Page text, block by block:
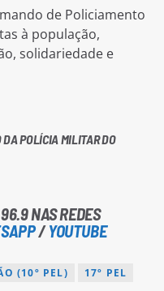
de Policiamento
à população,
solidariedade e
DA POLÍCIA MILITAR DO
NAS REDES
/YOUTUBE
(10º PEL)
17º PEL